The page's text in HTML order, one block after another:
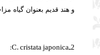
و هند قدیم بعنوان گیاه
2ـC. cristata japonica: